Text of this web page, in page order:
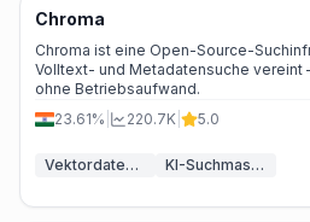
Chroma
Chroma ist eine Open-Source-
Volltext- und Metadatensuche vereint
ohne Betriebsaufwand.
23.61%
220.7K 5.0
Vektordatenbanken & RAG KI-Suchmaschine